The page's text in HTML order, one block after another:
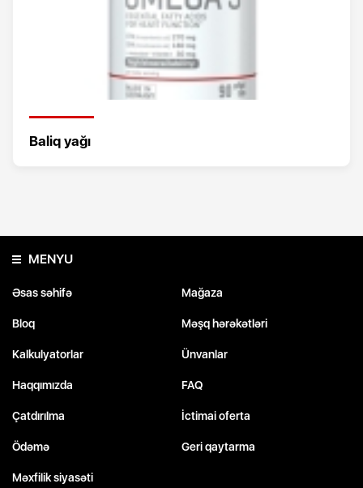
Baliq yağı
MENYU
Əsas səhifə Mağaza
Bloq Məşq hərəkətləri
Kalkulyatorlar Ünvanlar
Haqqımızda FAQ
Çatdırılma İctimai oferta
Ödəmə Geri qaytarma
Məxfilik siyasəti